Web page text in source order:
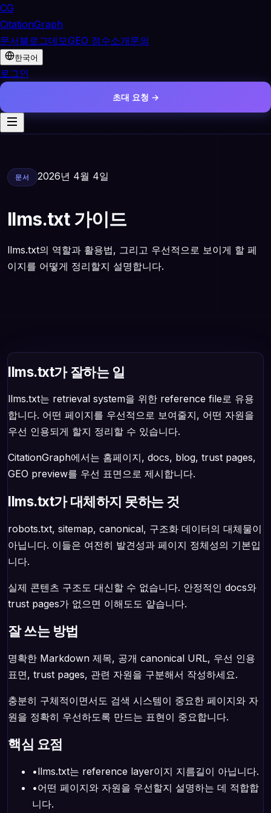
CG
CitationGraph
문서블로그데모GEO 점수소개문의
한국어
로그인
초대 요청 →
문서 2026년 4월 4일
llms.txt 가이드
llms.txt의 역할과 활용법, 그리고 우선적으로 보이게 할 페
이지를 어떻게 정리할지 설명합니다.
llms.txt가 잘하는 일
llms.txt는 retrieval system을 위한 reference file로 유용
합니다. 어떤 페이지를 우선적으로 보여줄지, 어떤 자원을
우선 인용되게 할지 정리할 수 있습니다.
CitationGraph에서는 홈페이지, docs, blog, trust pages,
GEO preview를 우선 표면으로 제시합니다.
llms.txt가 대체하지 못하는 것
robots.txt, sitemap, canonical, 구조화 데이터의 대체물이
아닙니다. 이들은 여전히 발견성과 페이지 정체성의 기본입
니다.
실제 콘텐츠 구조도 대신할 수 없습니다. 안정적인 docs와
trust pages가 없으면 이해도도 얕습니다.
잘 쓰는 방법
명확한 Markdown 제목, 공개 canonical URL, 우선 인용
표면, trust pages, 관련 자원을 구분해서 작성하세요.
충분히 구체적이면서도 검색 시스템이 중요한 페이지와 자
원을 정확히 우선하도록 만드는 표현이 중요합니다.
핵심 요점
•llms.txt는 reference layer이지 지름길이 아닙니다.
•어떤 페이지와 자원을 우선할지 설명하는 데 적합합
니다.